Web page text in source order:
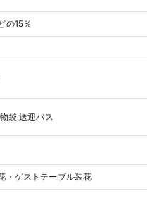
の15％
袋,送迎バス
・ゲストテーブル装花